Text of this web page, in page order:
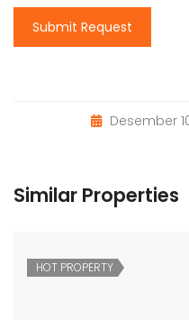
Submit Request
Desember
Similar Properties
HOT PROPERTY